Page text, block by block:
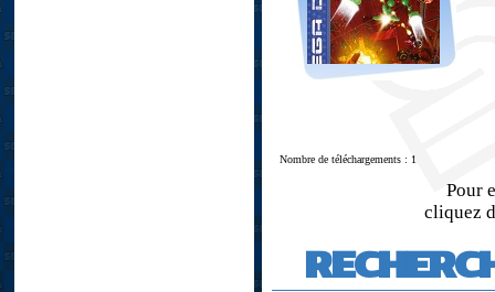
Nombre de téléchargements : 1
Pour
cliquez